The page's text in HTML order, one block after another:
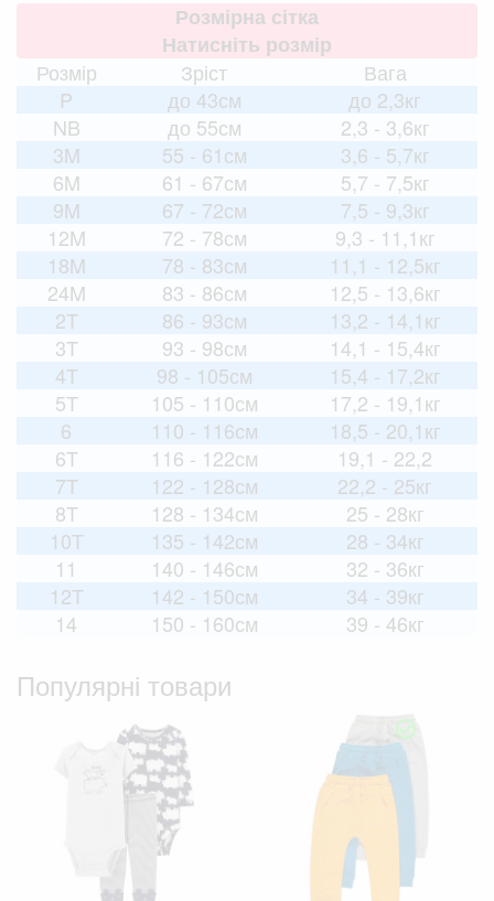
Розмірна сітка
Натисніть розмір
Розмір
Зріст
Вага
P
до 43см
до 2,3кг
NB
до 55см
2,3 - 3,6кг
3M
55 - 61см
3,6 - 5,7кг
6M
61 - 67см
5,7 - 7,5кг
9M
67 - 72см
7,5 - 9,3кг
12M
72 - 78см
9,3 - 11,1кг
18M
78 - 83см
11,1 - 12,5кг
24M
83 - 86см
12,5 - 13,6кг
2T
86 - 93см
13,2 - 14,1кг
3T
93 - 98см
14,1 - 15,4кг
4T
98 - 105см
15,4 - 17,2кг
5T
105 - 110см
17,2 - 19,1кг
6
110 - 116см
18,5 - 20,1кг
6T
116 - 122см
19,1 - 22,2
7T
122 - 128см
22,2 - 25кг
8T
128 - 134см
25 - 28кг
10T
135 - 142см
28 - 34кг
11
140 - 146см
32 - 36кг
12T
142 - 150см
34 - 39кг
14
150 - 160см 39 - 46кг
Популярні товари